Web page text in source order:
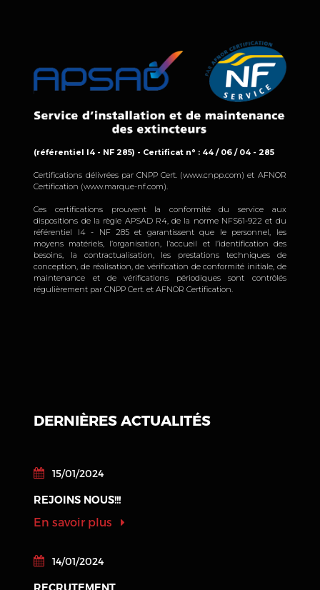
(référentiel I4 - NF 285) - Certificat n° : 44 / 06 / 04 - 285
Certifications délivrées par CNPP Cert. (www.cnpp.com) et AFNOR
Certification (www.marque-nf.com).
Ces certifications prouvent la conformité du service aux
dispositions de la règle APSAD R4, de la norme NFS61-922 et du
référentiel I4 - NF 285 et garantissent que le personnel, les
moyens matériels, l’organisation, l’accueil et l’identification des
besoins, la contractualisation, les prestations techniques de
conception, de réalisation, de vérification de conformité initiale, de
maintenance et de vérifications périodiques sont contrôlés
régulièrement par CNPP Cert. et AFNOR Certification.
DERNIÈRES ACTUALITÉS
15/01/2024
REJOINS NOUS!!!
En savoir plus
14/01/2024